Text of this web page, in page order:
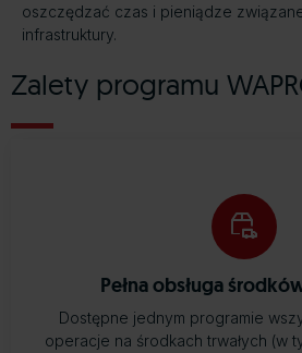
oszczędzać czas i pieniądze
infrastruktury.
Zalety programu
Pełna obsługa
Dostępne jednym programie
operacje na środkach trwałych (w